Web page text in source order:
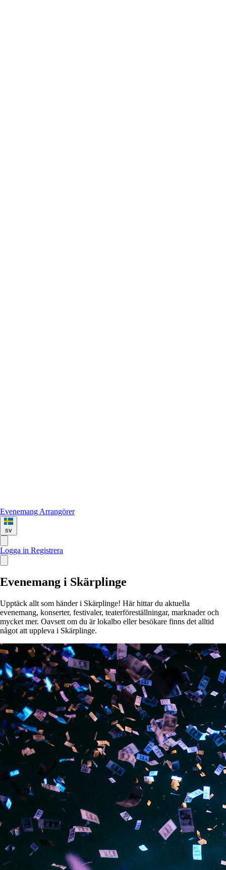
Evenemang Arrangörer
sv
Logga in Registrera
Evenemang i Skärplinge
Upptäck allt som händer i Skärplinge! Här hittar du aktuella
evenemang, konserter, festivaler, teaterföreställningar, marknader och
mycket mer. Oavsett om du är lokalbo eller besökare finns det alltid
något att uppleva i Skärplinge.